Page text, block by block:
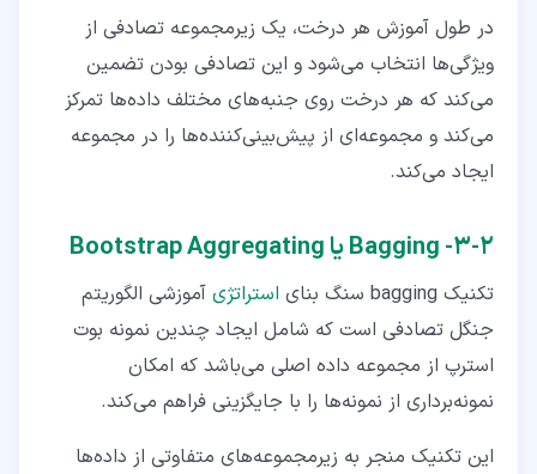
در طول آموزش هر درخت، یک زیرمجموعه تصادفی از
ویژگی‌ها انتخاب می‌شود و این تصادفی بودن تضمین
می‌کند که هر درخت روی جنبه‌های مختلف داده‌ها تمرکز
می‌کند و مجموعه‌ای از پیش‌بینی‌کننده‌ها را در مجموعه
ایجاد می‌کند.
۲‏-‏۳‏- Bagging یا Bootstrap Aggregating
تکنیک bagging سنگ بنای استراتژی آموزشی الگوریتم
جنگل تصادفی است که شامل ایجاد چندین نمونه بوت‌
استرپ از مجموعه‌ داده اصلی می‌باشد که امکان
نمونه‌برداری از نمونه‌ها را با جایگزینی فراهم می‌کند.
این تکنیک منجر به زیرمجموعه‌های متفاوتی از داده‌ها